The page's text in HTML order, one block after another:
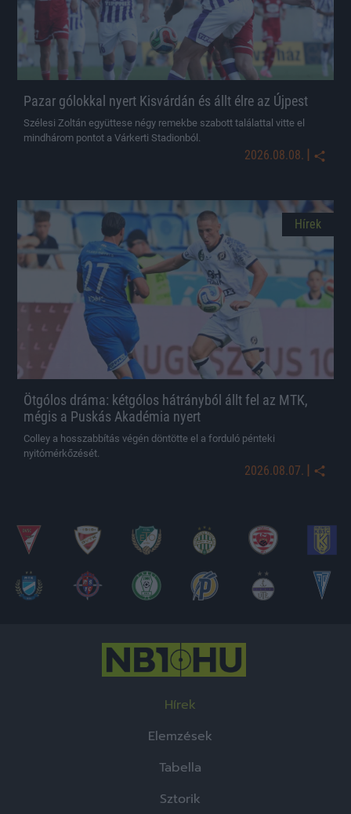
Pazar gólokkal nyert Kisvárdán és állt élre az Újpest
Szélesi Zoltán együttese négy remekbe szabott találattal vitte el
mindhárom pontot a Várkerti Stadionból.
2026.08.08. |
Hírek
Ötgólos dráma: kétgólos hátrányból állt fel az MTK,
mégis a Puskás Akadémia nyert
Colley a hosszabbítás végén döntötte el a forduló pénteki
nyitómérkőzését.
2026.08.07. |
Hírek
Elemzések
Tabella
Sztorik